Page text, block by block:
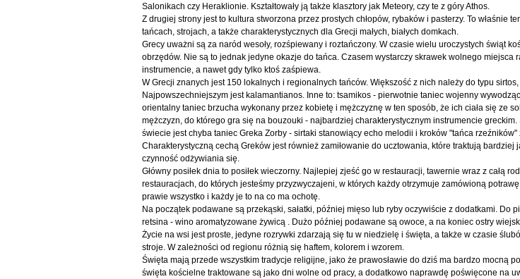
Salonikach czy Heraklionie. Kształtowały ją także klasztory jak Meteory, czy te z góry Athos.
Z drugiej strony jest to kultura stworzona przez prostych chłopów, rybaków i pasterzy. To właśnie
tańcach, strojach, a także charakterystycznych dla Grecji małych, białych domkach.
Grecy uważni są za naród wesoły, rozśpiewany i roztańczony. W czasie wielu uroczystych świąt
obrzędów. Nie są to jednak jedyne okazje do tańca. Czasem wystarczy skrawek wolnego miejsca
instrumencie, a nawet gdy tylko ktoś zaśpiewa.
W Grecji znanych jest 150 lokalnych i regionalnych tańców. Większość z nich należy do typu
Najpowszechniejszym jest kalamantianos. Inne to: tsamikos - pierwotnie taniec wojenny
orientalny taniec brzucha wykonany przez kobietę i mężczyznę w ten sposób, że ich ciała się ze
mężczyzn, do którego gra się na bouzouki - najbardziej charakterystycznym instrumencie
świecie jest chyba taniec Greka Zorby - sirtaki stanowiący echo melodii i kroków "tańca
Charakterystyczną cechą Greków jest również zamiłowanie do ucztowania, które traktują
czynność odżywiania się.
Główny posiłek dnia to posiłek wieczorny. Najlepiej zjeść go w restauracji, tawernie wraz z całą
restauracjach, do których jesteśmy przyzwyczajeni, w których każdy otrzymuje zamówioną
prawie wszystko i każdy je to na co ma ochotę.
Na początek podawane są przekąski, sałatki, później mięso lub ryby oczywiście z dodatkami. Do
retsina - wino aromatyzowane żywicą . Dużo później podawane są owoce, a na koniec ostry
Życie na wsi jest proste, jedyne rozrywki zdarzają się tu w niedzielę i święta, a także w czasie
stroje. W zależności od regionu różnią się haftem, kolorem i wzorem.
Święta mają przede wszystkim tradycje religijne, jako że prawosławie do dziś ma bardzo mocną
święta kościelne traktowane są jako dni wolne od pracy, a dodatkowo naprawdę poświęcone na